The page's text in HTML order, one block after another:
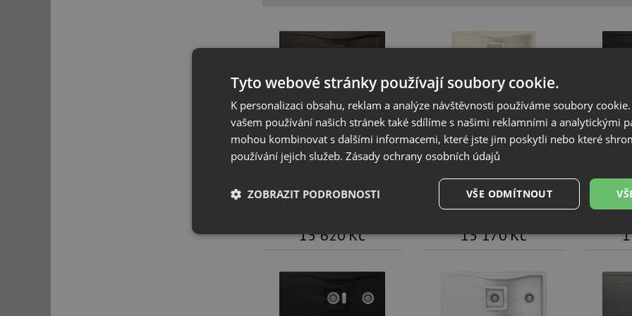
Schock WATERFALL D-150
Bronze
KOUPIT
15 620Kč
Schock WATERFALL D-150
Magnolia
KOUPIT
15 170Kč
Schock
Tyto webové stránky používají soubory cookie.
K personalizaci obsahu, reklam a analýze návštěvnosti používáme soubory
vašem používání našich stránek také sdílíme s našimi reklamními a analytickými
mohou kombinovat s dalšími informacemi, které jste jim poskytli nebo které
používání jejich služeb. Zásady ochrany osobních údajů
VŠE ODMÍTNOUT
ZOBRAZIT PODROBNOSTI
Nezbytně nutné
Výkonové
Soubory cílení Funkční soubory